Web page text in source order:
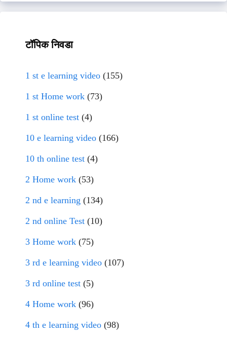
टॉपिक निवडा
1 st e learning video (155)
1 st Home work (73)
1 st online test (4)
10 e learning video (166)
10 th online test (4)
2 Home work (53)
2 nd e learning (134)
2 nd online Test (10)
3 Home work (75)
3 rd e learning video (107)
3 rd online test (5)
4 Home work (96)
4 th e learning video (98)